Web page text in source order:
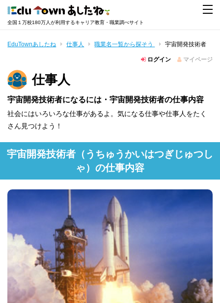
全国１万校180万人が利用するキャリア教育・職業調べサイト
EduTownあしたね 仕事人 職業名一覧から探そう 宇宙開発技術者
ログイン マイページ
仕事人
宇宙開発技術者になるには・宇宙開発技術者の仕事内容
社会にはいろいろな仕事があるよ。気になる仕事や仕事人をたく
さん見つけよう！
宇宙開発技術者 （うちゅうかいはつぎじゅつし
ゃ） の仕事内容